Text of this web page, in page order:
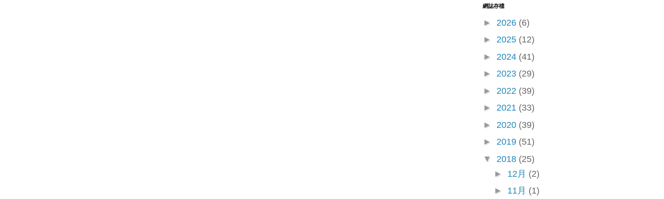
網誌存檔
► 2026 (6)
► 2025 (12)
► 2024 (41)
► 2023 (29)
► 2022 (39)
► 2021 (33)
► 2020 (39)
► 2019 (51)
▼ 2018 (25)
► 12月 (2)
► 11月 (1)